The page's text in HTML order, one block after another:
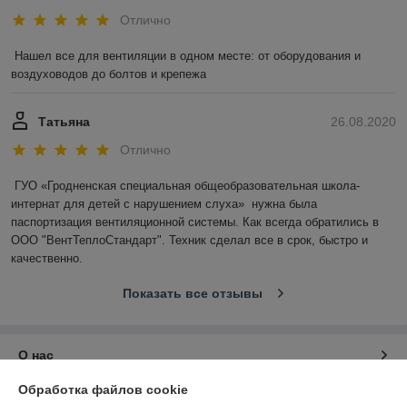
Отлично
Нашел все для вентиляции в одном месте: от оборудования и
воздуховодов до болтов и крепежа
26.08.2020
Татьяна
Отлично
ГУО «Гродненская специальная общеобразовательная школа-
интернат для детей с нарушением слуха»  нужна была
паспортизация вентиляционной системы. Как всегда обратились в
ООО "ВентТеплоСтандарт". Техник сделал все в срок, быстро и
качественно.
Показать все отзывы
О нас
Контакты
Обработка файлов cookie